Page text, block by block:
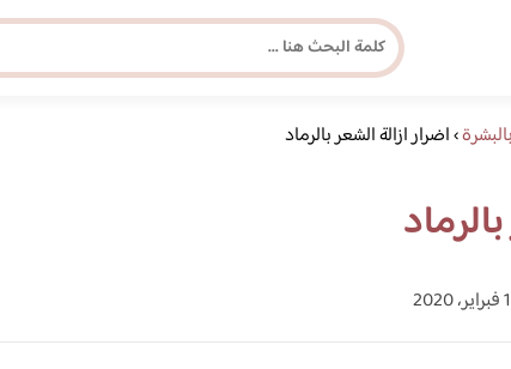
مجلة برونزية للفتاة العصرية ›اضرار ازالة الشعر بالرماد